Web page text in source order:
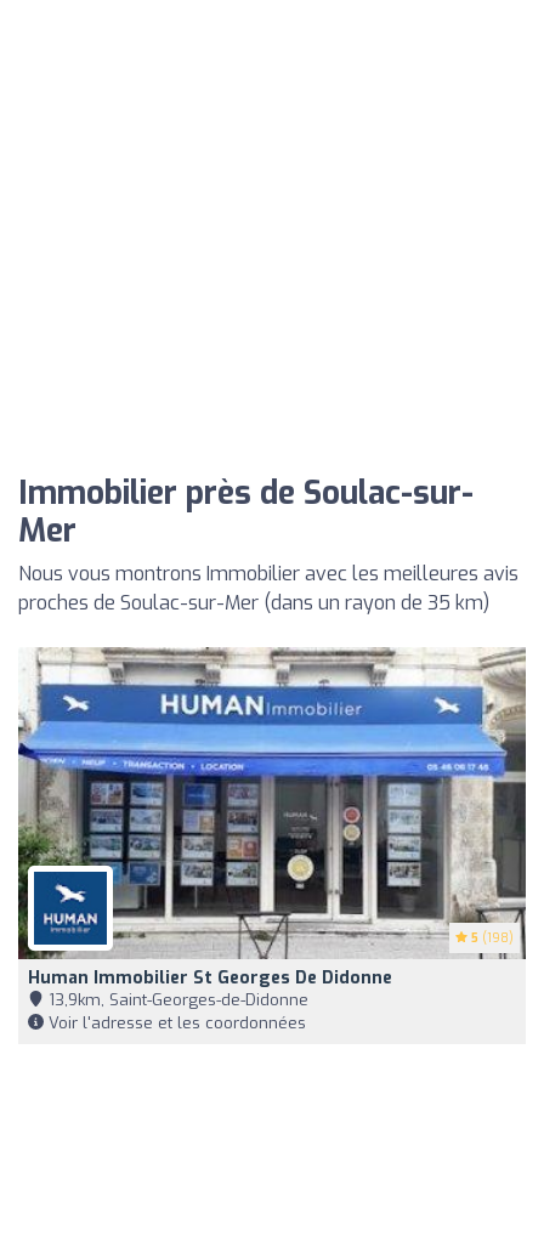
Immobilier près de Soulac-sur-
Mer
Nous vous montrons Immobilier avec les meilleures avis
proches de Soulac-sur-Mer (dans un rayon de 35 km)
5 (198)
Human Immobilier St Georges De Didonne
13,9km, Saint-Georges-de-Didonne
Voir l'adresse et les coordonnées